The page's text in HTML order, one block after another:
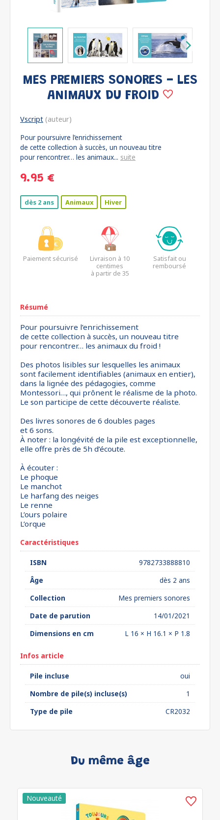
MES PREMIERS SONORES - LES
ANIMAUX DU FROID
Vscript (auteur)
Pour poursuivre l’enrichissement
de cette collection à succès, un nouveau titre
pour rencontrer… les animaux... suite
9.95 €
dès 2 ans Animaux Hiver
Paiement sécurisé
Livraison à 10
centimes
à partir de 35
Satisfait ou
remboursé
Résumé
Pour poursuivre l’enrichissement
de cette collection à succès, un nouveau titre
pour rencontrer… les animaux du froid !
Des photos lisibles sur lesquelles les animaux
sont facilement identifiables (animaux en entier),
dans la lignée des pédagogies, comme
Montessori…, qui prônent le réalisme de la photo.
Le son participe de cette découverte réaliste.
Des livres sonores de 6 doubles pages
et 6 sons.
À noter : la longévité de la pile est exceptionnelle,
elle offre près de 5h d’écoute.
À écouter :
Le phoque
Le manchot
Le harfang des neiges
Le renne
L’ours polaire
L’orque
Caractéristiques
ISBN
9782733888810
Âge
dès 2 ans
Collection
Mes premiers sonores
Date de parution
14/01/2021
Dimensions en cm
L 16 × H 16.1 × P 1.8
Infos article
Pile incluse
oui
Nombre de pile(s) incluse(s)
1
Type de pile
CR2032
Du même âge